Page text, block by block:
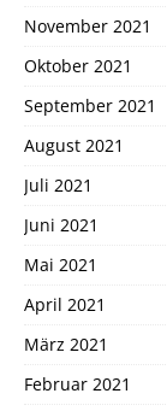
November 2021
Oktober 2021
September 2021
August 2021
Juli 2021
Juni 2021
Mai 2021
April 2021
März 2021
Februar 2021